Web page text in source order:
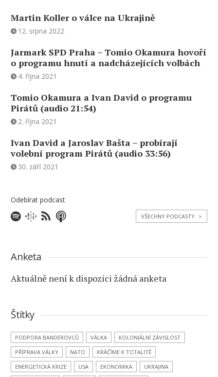
Martin Koller o válce na Ukrajině
12. srpna 2022
Jarmark SPD Praha – Tomio Okamura hovoří
o programu hnutí a nadcházejících volbách
4. října 2021
Tomio Okamura a Ivan David o programu
Pirátů (audio 21:54)
2. října 2021
Ivan David a Jaroslav Bašta – probírají
volební program Pirátů (audio 33:56)
30. září 2021
Odebírat podcast
VŠECHNY PODCASTY >
Anketa
Aktuálně není k dispozici žádná anketa
Štítky
PODPORA BANDEROVCŮ VÁLKA
KOLONIÁLNÍ ZÁVISLOST
PŘÍPRAVA VÁLKY
NATO
KRÁČÍME K TOTALITĚ
ENERGETICKÁ KRIZE
USA EKONOMIKA
UKRAJINA